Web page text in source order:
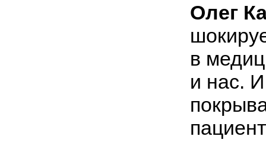
Олег
в
и нас.